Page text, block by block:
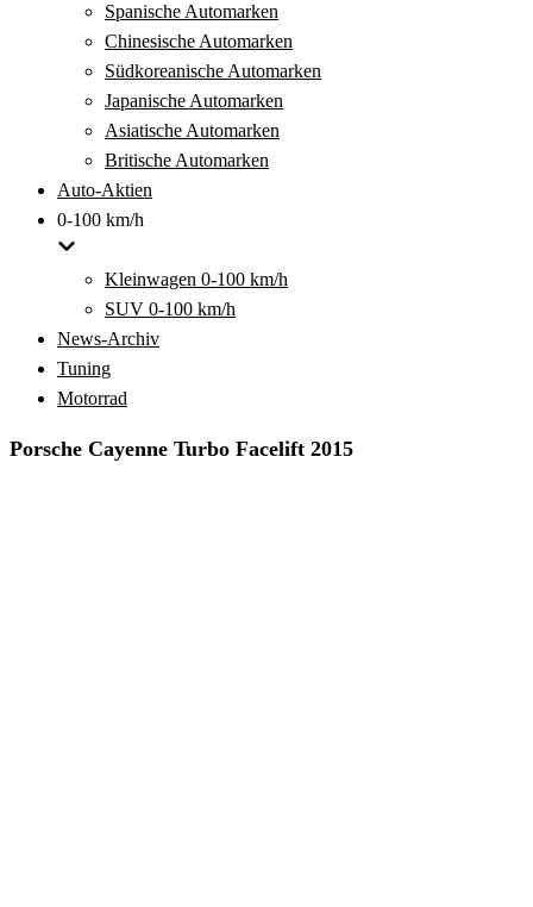
Spanische Automarken
Chinesische Automarken
Südkoreanische Automarken
Japanische Automarken
Asiatische Automarken
Britische Automarken
Auto-Aktien
0-100 km/h
Kleinwagen 0-100 km/h
SUV 0-100 km/h
News-Archiv
Tuning
Motorrad
Porsche Cayenne Turbo Facelift 2015